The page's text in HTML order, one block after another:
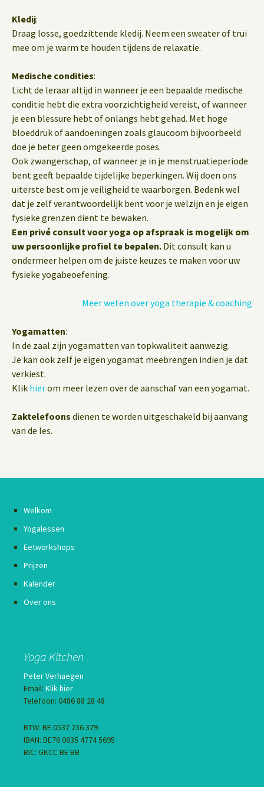
Kledij:
Draag losse, goedzittende kledij. Neem een sweater of trui
mee om je warm te houden tijdens de relaxatie.
Medische condities:
Licht de leraar altijd in wanneer je een bepaalde medische
conditie hebt die extra voorzichtigheid vereist, of wanneer
je een blessure hebt of onlangs hebt gehad. Met hoge
bloeddruk of aandoeningen zoals glaucoom bijvoorbeeld
doe je beter geen omgekeerde poses.
Ook zwangerschap, of wanneer je in je menstruatieperiode
bent geeft bepaalde tijdelijke beperkingen. Wij doen ons
uiterste best om je veiligheid te waarborgen. Bedenk wel
dat je zelf verantwoordelijk bent voor je welzijn en je eigen
fysieke grenzen dient te bewaken.
Een privé consult voor yoga op afspraak is mogelijk om
uw persoonlijke profiel te bepalen. Dit consult kan u
ondermeer helpen om de juiste keuzes te maken voor uw
fysieke yogabeoefening.
Meer weten over yoga therapie & coaching
Yogamatten:
In de zaal zijn yogamatten van topkwaliteit aanwezig.
Je kan ook zelf je eigen yogamat meebrengen indien je dat
verkiest.
Klik hierom meer lezen over de aanschaf van een yogamat.
Zaktelefoons dienen te worden uitgeschakeld bij aanvang
van de les.
Welkom
Yogalessen
Eetworkshops
Prijzen
Kalender
Over ons
Yoga Kitchen
Peter Verhaegen
Email: Klik hier
Telefoon: 0486 88 28 48
BTW: BE 0537 236 379
IBAN: BE76 0635 4774 5695
BIC: GKCC BE BB